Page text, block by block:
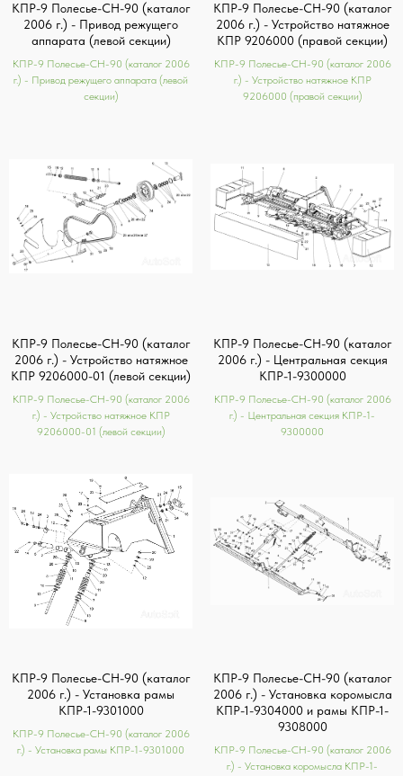
КПР-9 Полесье-СН-90 (каталог
2006 г.) - Привод режущего
аппарата (левой секции)
КПР-9 Полесье-СН-90 (каталог 2006
г.) - Привод режущего аппарата (левой
секции)
КПР-9 Полесье-СН-90 (каталог
2006 г.) - Устройство натяжное
КПР 9206000 (правой секции)
КПР-9 Полесье-СН-90 (каталог 2006
г.) - Устройство натяжное КПР
9206000 (правой секции)
КПР-9 Полесье-СН-90 (каталог
2006 г.) - Устройство натяжное
КПР 9206000-01 (левой секции)
КПР-9 Полесье-СН-90 (каталог 2006
г.) - Устройство натяжное КПР
9206000-01 (левой секции)
КПР-9 Полесье-СН-90 (каталог
2006 г.) - Центральная секция
КПР-1-9300000
КПР-9 Полесье-СН-90 (каталог 2006
г.) - Центральная секция КПР-1-
9300000
КПР-9 Полесье-СН-90 (каталог
2006 г.) - Установка рамы
КПР-1-9301000
КПР-9 Полесье-СН-90 (каталог 2006
г.) - Установка рамы КПР-1-9301000
КПР-9 Полесье-СН-90 (каталог
2006 г.) - Установка коромысла
КПР-1-9304000 и рамы КПР-1-
9308000
КПР-9 Полесье-СН-90 (каталог 2006
г.) - Установка коромысла КПР-1-